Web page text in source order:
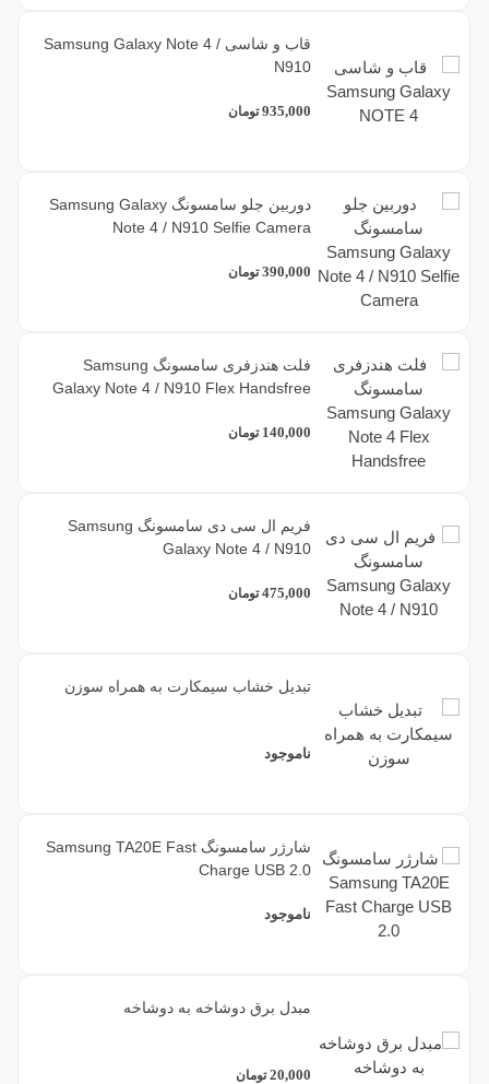
قاب و شاسی Samsung Galaxy Note 4 /
N910
935,000 تومان
دوربین جلو سامسونگ Samsung Galaxy
Note 4 / N910 Selfie Camera
390,000 تومان
فلت هندزفری سامسونگ Samsung
Galaxy Note 4 / N910 Flex Handsfree
140,000 تومان
فریم ال سی دی سامسونگ Samsung
Galaxy Note 4 / N910
475,000 تومان
تبدیل خشاب سیمکارت به همراه سوزن
ناموجود
شارژر سامسونگ Samsung TA20E Fast
Charge USB 2.0
ناموجود
مبدل برق دوشاخه به دوشاخه
20,000 تومان